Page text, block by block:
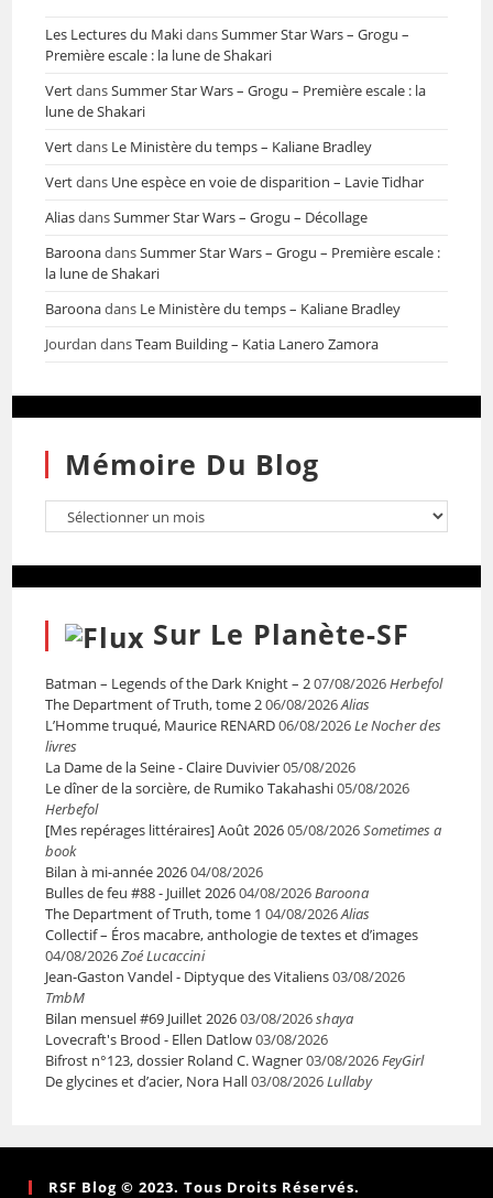
Les Lectures du MakidansSummer Star Wars – Grogu –
Première escale : la lune de Shakari
VertdansSummer Star Wars – Grogu – Première escale : la
lune de Shakari
Vertdans Le Ministère du temps – Kaliane Bradley
Vertdans Une espèce en voie de disparition – Lavie Tidhar
AliasdansSummer Star Wars – Grogu – Décollage
BaroonadansSummer Star Wars – Grogu – Première escale :
la lune de Shakari
Baroonadans Le Ministère du temps – Kaliane Bradley
Jourdan dansTeam Building – Katia Lanero Zamora
Mémoire Du Blog
Sur Le Planète-SF
Batman – Legends of the Dark Knight – 207/08/2026Herbefol
The Department of Truth, tome 206/08/2026Alias
L’Homme truqué, Maurice RENARD06/08/2026Le Nocher des
livres
La Dame de la Seine - Claire Duvivier05/08/2026
Le dîner de la sorcière, de Rumiko Takahashi05/08/2026
Herbefol
[Mes repérages littéraires] Août 202605/08/2026Sometimes a
book
Bilan à mi-année 202604/08/2026
Bulles de feu #88 - Juillet 202604/08/2026Baroona
The Department of Truth, tome 1 04/08/2026Alias
Collectif – Éros macabre, anthologie de textes et d’images
04/08/2026Zoé Lucaccini
Jean-Gaston Vandel - Diptyque des Vitaliens03/08/2026
TmbM
Bilan mensuel #69 Juillet 202603/08/2026shaya
Lovecraft's Brood - Ellen Datlow03/08/2026
Bifrost n°123, dossier Roland C. Wagner03/08/2026FeyGirl
De glycines et d’acier, Nora Hall03/08/2026Lullaby
RSF Blog © 2023. Tous Droits Réservés.